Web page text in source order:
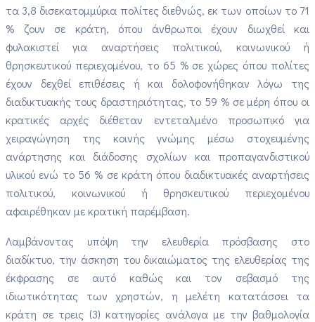
τα 3,8 δισεκατομμύρια πολίτες διεθνώς, εκ των οποίων το 71
% ζουν σε κράτη, όπου άνθρωποι έχουν διωχθεί και
φυλακιστεί για αναρτήσεις πολιτικού, κοινωνικού ή
θρησκευτικού περιεχομένου, το 65 % σε χώρες όπου πολίτες
έχουν δεχθεί επιθέσεις ή και δολοφονήθηκαν λόγω της
διαδικτυακής τους δραστηριότητας, το 59 % σε μέρη όπου οι
κρατικές αρχές διέθεταν εντεταλμένο προσωπικό για
χειραγώγηση της κοινής γνώμης μέσω στοχευμένης
ανάρτησης και διάδοσης σχολίων και προπαγανδιστικού
υλικού ενώ το 56 % σε κράτη όπου διαδικτυακές αναρτήσεις
πολιτικού, κοινωνικού ή θρησκευτικού περιεχομένου
αφαιρέθηκαν με κρατική παρέμβαση.
Λαμβάνοντας υπόψη την ελευθερία πρόσβασης στο
διαδίκτυο, την άσκηση του δικαιώματος της ελευθερίας της
έκφρασης σε αυτό καθώς και τον σεβασμό της
ιδιωτικότητας των χρηστών, η μελέτη κατατάσσει τα
κράτη σε τρεις (3) κατηγορίες ανάλογα με την βαθμολογία